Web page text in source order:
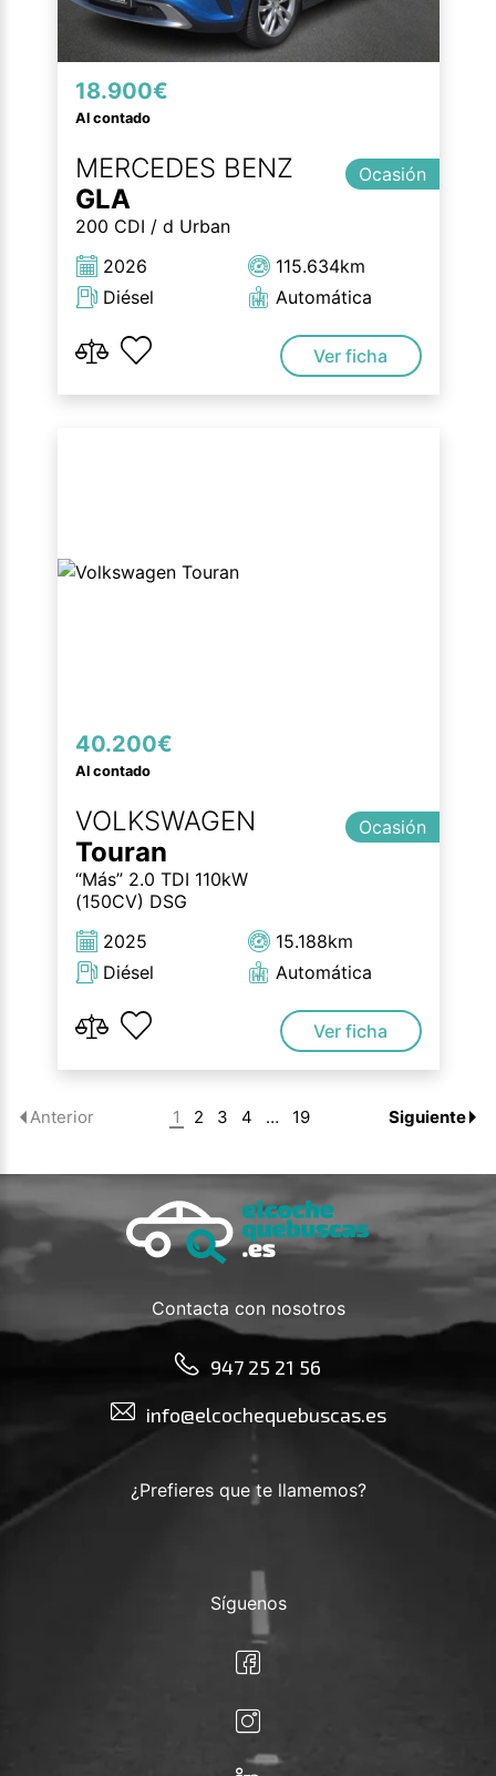
18.900€
Al contado
MERCEDES BENZ
GLA
200 CDI / d Urban
Ocasión
2026
Diésel
115.634km
Automática
Ver ficha
40.200€
Al contado
VOLKSWAGEN
Touran
“Más” 2.0 TDI 110kW
(150CV) DSG
Ocasión
2025
Diésel
15.188km
Automática
Ver ficha
Anterior 1 2 3 4 … 19 Siguiente
Contacta con nosotros
947 25 21 56
info@elcochequebuscas.es
¿Prefieres que te llamemos?
Síguenos